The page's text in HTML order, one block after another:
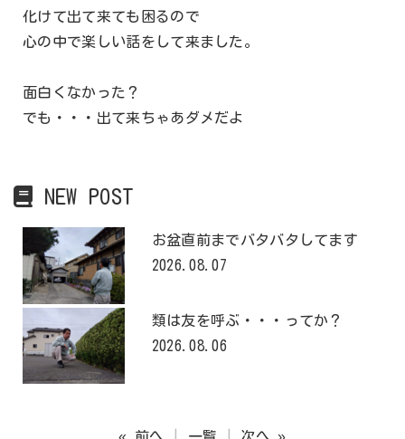
化けて出て来ても困るので
心の中で楽しい話をして来ました。
面白くなかった？
でも・・・出て来ちゃあダメだよ
NEW POST
お盆直前までバタバタしてます
2026.08.07
類は友を呼ぶ・・・ってか？
2026.08.06